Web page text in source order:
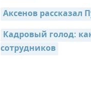
Аксенов рассказал
Кадровый голод:
сотрудников